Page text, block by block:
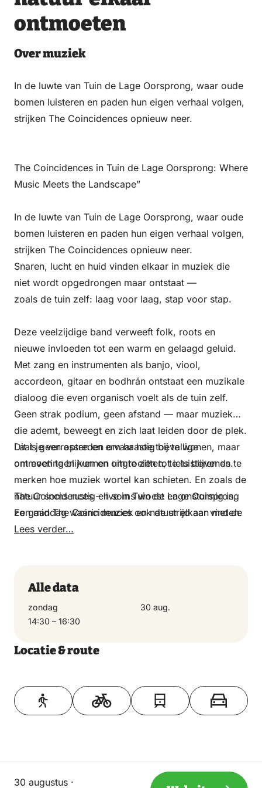
ontmoeten
Over muziek
In de luwte van Tuin de Lage Oorsprong, waar oude
bomen luisteren en paden hun eigen verhaal volgen,
strijken The Coincidences opnieuw neer.
The Coincidences in Tuin de Lage Oorsprong: Where
Music Meets the Landscape”
In de luwte van Tuin de Lage Oorsprong, waar oude
bomen luisteren en paden hun eigen verhaal volgen,
strijken The Coincidences opnieuw neer.
Snaren, lucht en huid vinden elkaar in muziek die
niet wordt opgedrongen maar ontstaat —
zoals de tuin zelf: laag voor laag, stap voor stap.
Deze veelzijdige band verweeft folk, roots en
nieuwe invloeden tot een warm en gelaagd geluid.
Met zang en instrumenten als banjo, viool,
accordeon, gitaar en bodhrán ontstaat een muzikale
dialoog die even organisch voelt als de tuin zelf.
Geen strak podium, geen afstand — maar muziek
die ademt, beweegt en zich laat leiden door de plek.
Dit is geen optreden om haastig bij te wonen, maar
om even te blijven en om te zitten, te luisteren en te
merken hoe muziek wortel kan schieten. En zoals de
natuur soms rustig en soms woest en onstuimig is,
zo gaan The Coincidences ook de strijd aan met de
elementen!.
Laat je verrassen en ervaar hoe toevallige
ontmoetingen kunnen uitgroeien tot iets blijvends.
The Coincidences – live in Tuin de Lage Oorsprong
Een middag waarin muziek en natuur elkaar vinden.
Lees verder…
Alle data
zondag
30 aug.
14:30 – 16:30
Locatie & route
Toon op kaart
30 augustus ·